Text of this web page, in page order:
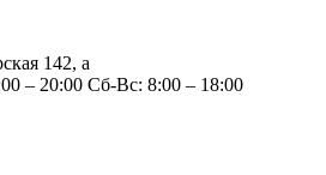
142, а
– 20:00 Сб-Вс: 8:00 – 18:00